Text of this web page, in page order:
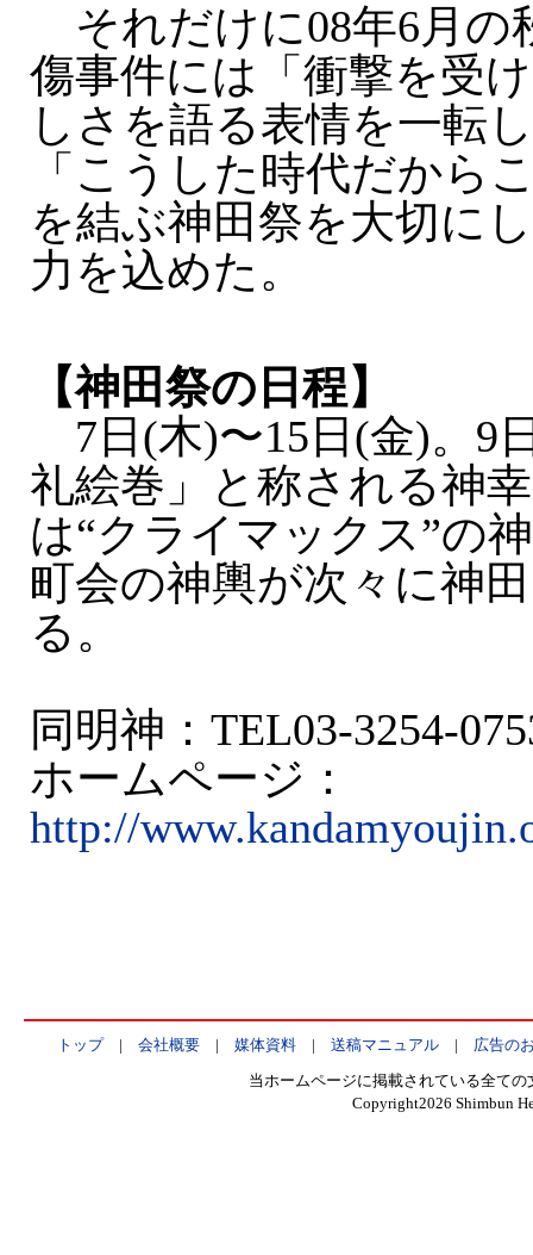
それだけに08年6月の
傷事件には「衝撃を受
しさを語る表情を一転
「こうした時代だから
を結ぶ神田祭を大切に
力を込めた。
【神田祭の日程】
7日(木)〜15日(金)。9
礼絵巻」と称される神
は“クライマックス”の
町会の神輿が次々に神
る。
同明神：TEL03-3254-
ホームページ：
http://
トップ| 会社概要| 媒体資料| 送稿マニュアル| 広告の
当ホームページに掲載されている全て
Copyright2026 Shimbun